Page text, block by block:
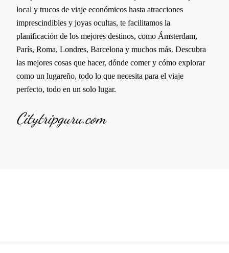
local y trucos de viaje económicos hasta atracciones
imprescindibles y joyas ocultas, te facilitamos la
planificación de los mejores destinos, como Ámsterdam,
París, Roma, Londres, Barcelona y muchos más. Descubra
las mejores cosas que hacer, dónde comer y cómo explorar
como un lugareño, todo lo que necesita para el viaje
perfecto, todo en un solo lugar.
Citytripguru.com